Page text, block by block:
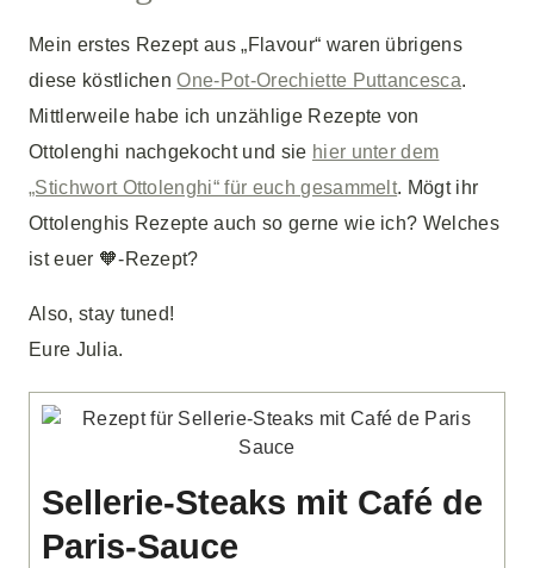
Mein erstes Rezept aus „Flavour“ waren übrigens
diese köstlichenOne-Pot-Orechiette Puttancesca.
Mittlerweile habe ich unzählige Rezepte von
Ottolenghi nachgekocht und sie hier unter dem
„Stichwort Ottolenghi“ für euch gesammelt. Mögt ihr
Ottolenghis Rezepte auch so gerne wie ich? Welches
ist euer 🧡-Rezept?
Also, stay tuned!
Eure Julia.
Sellerie-Steaks mit Café de
Paris-Sauce